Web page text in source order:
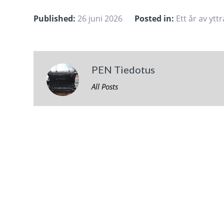
Published: 26 juni 2026 Posted in: Ett år av
PEN Tiedotus
All Posts